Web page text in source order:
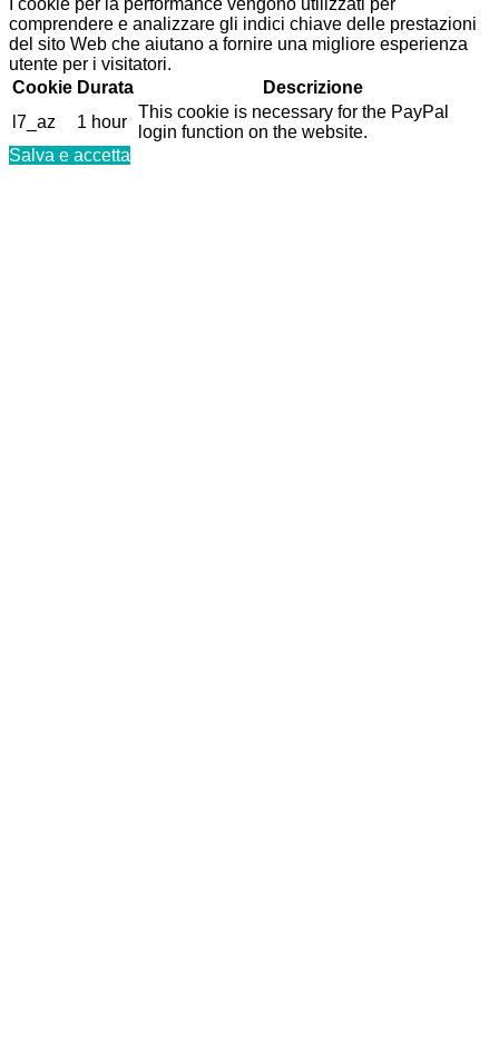
I cookie per la performance vengono utilizzati per
comprendere e analizzare gli indici chiave delle prestazioni
del sito Web che aiutano a fornire una migliore esperienza
utente per i visitatori.
Cookie Durata
Descrizione
l7_az
1 hour
This cookie is necessary for the PayPal
login function on the website.
Salva e accetta